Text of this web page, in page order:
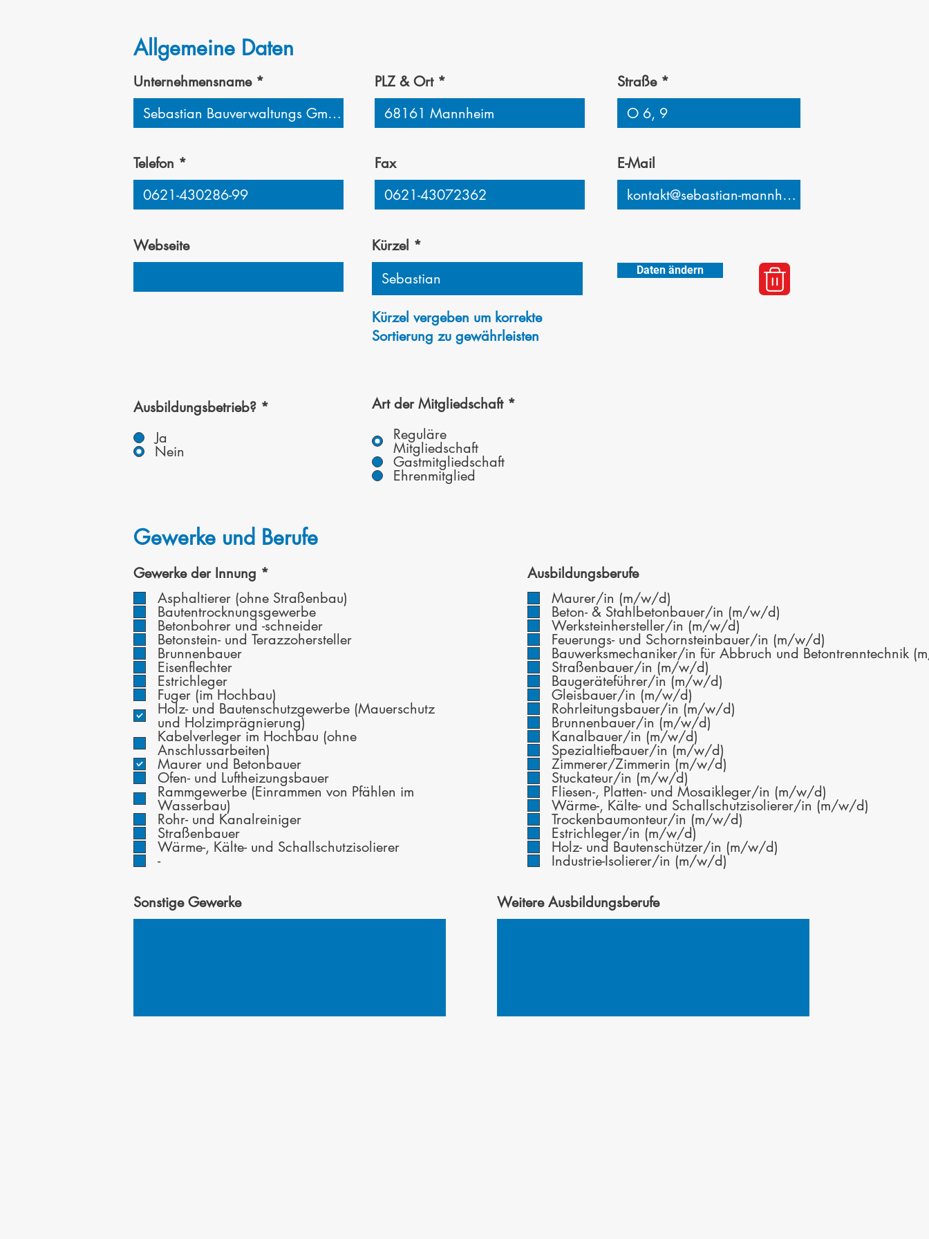
Allgemeine Daten
Unternehmensname PLZ & Ort Straße
Telefon Fax E-Mail
Webseite Kürzel
Kürzel vergeben um korrekte
Sortierung zu gewährleisten
Daten ändern
Ausbildungsbetrieb? *
Ja
Nein
Art der Mitgliedschaft *
Reguläre
Mitgliedschaft
Gastmitgliedschaft
Ehrenmitglied
Gewerke und Berufe
Gewerke der Innung *
l
i
c
h
l
d
Asphaltierer (ohne Straßenbau)
Bautentrocknungsgewerbe
Betonbohrer und -schneider
Betonstein- und Terazzohersteller
Brunnenbauer
Eisenflechter
Estrichleger
Fuger (im Hochbau)
Holz- und Bautenschutzgewerbe (Mauerschutz
und Holzimprägnierung)
Kabelverleger im Hochbau (ohne
Anschlussarbeiten)
Maurer und Betonbauer
Ofen- und Luftheizungsbauer
Rammgewerbe (Einrammen von Pfählen im
Wasserbau)
Rohr- und Kanalreiniger
Straßenbauer
Wärme-, Kälte- und Schallschutzisolierer
-
Sonstige Gewerke
Ausbildungsberufe
Maurer/in (m/w/d)
Beton- & Stahlbetonbauer/in (m/w/d)
Werksteinhersteller/in (m/w/d)
Feuerungs- und Schornsteinbauer/in (m/w/d)
Bauwerksmechaniker/in für Abbruch und Betontrenntechnik
Straßenbauer/in (m/w/d)
Baugeräteführer/in (m/w/d)
Gleisbauer/in (m/w/d)
Rohrleitungsbauer/in (m/w/d)
Brunnenbauer/in (m/w/d)
Kanalbauer/in (m/w/d)
Spezialtiefbauer/in (m/w/d)
Zimmerer/Zimmerin (m/w/d)
Stuckateur/in (m/w/d)
Fliesen-, Platten- und Mosaikleger/in (m/w/d)
Wärme-, Kälte- und Schallschutzisolierer/in (m/w/d)
Trockenbaumonteur/in (m/w/d)
Estrichleger/in (m/w/d)
Holz- und Bautenschützer/in (m/w/d)
Industrie-Isolierer/in (m/w/d)
Weitere Ausbildungsberufe